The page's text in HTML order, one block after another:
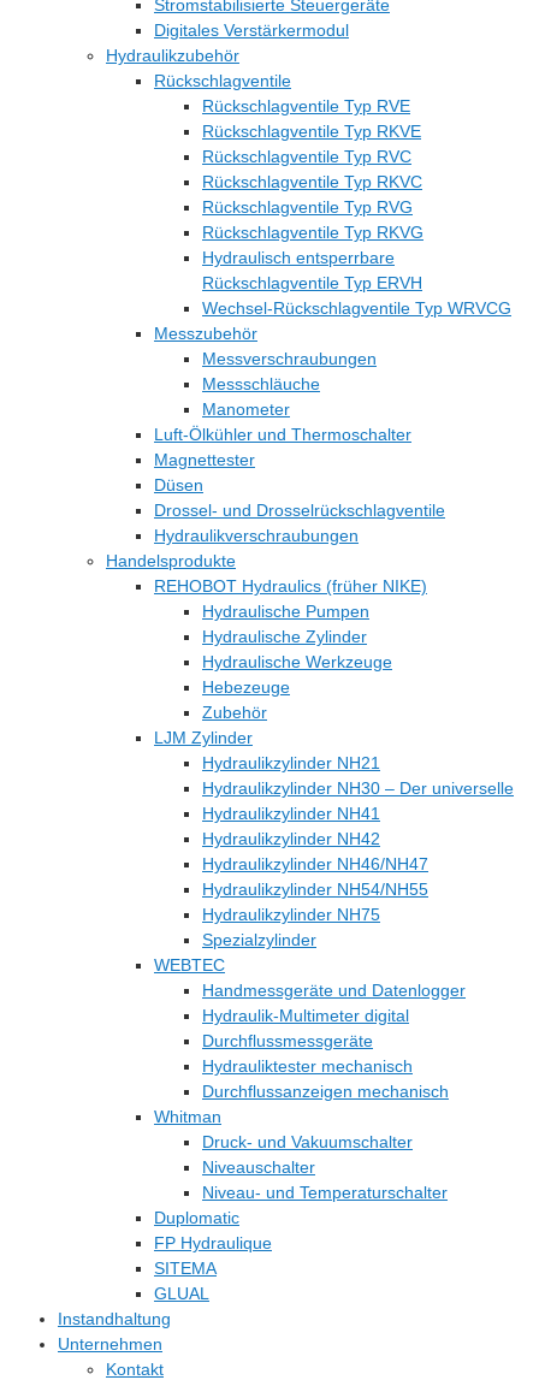
Stromstabilisierte Steuergeräte
Digitales Verstärkermodul
Hydraulikzubehör
Rückschlagventile
Rückschlagventile Typ RVE
Rückschlagventile Typ RKVE
Rückschlagventile Typ RVC
Rückschlagventile Typ RKVC
Rückschlagventile Typ RVG
Rückschlagventile Typ RKVG
Hydraulisch entsperrbare
Rückschlagventile Typ ERVH
Wechsel-Rückschlagventile Typ WRVCG
Messzubehör
Messverschraubungen
Messschläuche
Manometer
Luft-Ölkühler und Thermoschalter
Magnettester
Düsen
Drossel- und Drosselrückschlagventile
Hydraulikverschraubungen
Handelsprodukte
REHOBOT Hydraulics (früher NIKE)
Hydraulische Pumpen
Hydraulische Zylinder
Hydraulische Werkzeuge
Hebezeuge
Zubehör
LJM Zylinder
Hydraulikzylinder NH21
Hydraulikzylinder NH30 – Der universelle
Hydraulikzylinder NH41
Hydraulikzylinder NH42
Hydraulikzylinder NH46/NH47
Hydraulikzylinder NH54/NH55
Hydraulikzylinder NH75
Spezialzylinder
WEBTEC
Handmessgeräte und Datenlogger
Hydraulik-Multimeter digital
Durchflussmessgeräte
Hydrauliktester mechanisch
Durchflussanzeigen mechanisch
Whitman
Druck- und Vakuumschalter
Niveauschalter
Niveau- und Temperaturschalter
Duplomatic
FP Hydraulique
SITEMA
GLUAL
Instandhaltung
Unternehmen
Kontakt